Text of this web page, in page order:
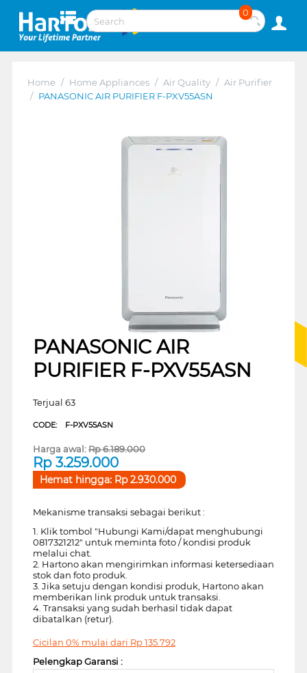
0
Home / Home Appliances / Air Quality / Air Purifier
/ PANASONIC AIR PURIFIER F-PXV55ASN
PANASONIC AIR
PURIFIER F-PXV55ASN
Terjual 63
CODE: F-PXV55ASN
Harga awal:Rp6.189.000
Rp 3.259.000
Hemat hingga: Rp2.930.000
Mekanisme transaksi sebagai berikut :
1. Klik tombol "Hubungi Kami/dapat menghubungi
0817321212" untuk meminta foto / kondisi produk
melalui chat.
2. Hartono akan mengirimkan informasi ketersediaan
stok dan foto produk.
3. Jika setuju dengan kondisi produk, Hartono akan
memberikan link produk untuk transaksi.
4. Transaksi yang sudah berhasil tidak dapat
dibatalkan (retur).
Cicilan 0% mulai dari Rp135.792
Pelengkap Garansi :